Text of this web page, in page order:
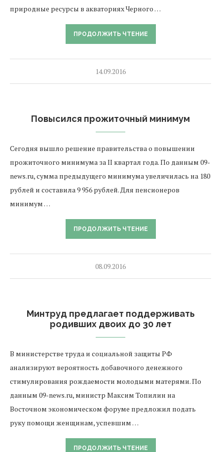
природные ресурсы в акваториях Черного …
ПРОДОЛЖИТЬ ЧТЕНИЕ
14.09.2016
Повысился прожиточный минимум
Сегодня вышло решение правительства о повышении
прожиточного минимума за II квартал года. По данным 09-
news.ru, сумма предыдущего минимума увеличилась на 180
рублей и составила 9 956 рублей. Для пенсионеров
минимум …
ПРОДОЛЖИТЬ ЧТЕНИЕ
08.09.2016
Минтруд предлагает поддерживать
родивших двоих до 30 лет
В министерстве труда и социальной защиты РФ
анализируют вероятность добавочного денежного
стимулирования рождаемости молодыми матерями. По
данным 09-news.ru, министр Максим Топилин на
Восточном экономическом форуме предложил подать
руку помощи женщинам, успевшим …
ПРОДОЛЖИТЬ ЧТЕНИЕ